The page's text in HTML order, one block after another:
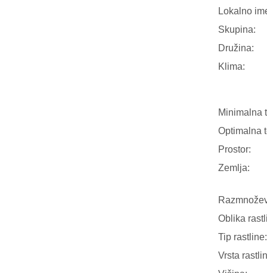
Lokalno
Skupina:
Družina:
Klima:
Minimalna
Optimalna
Prostor:
Zemlja:
Oblika
Tip rastline:
Vrsta